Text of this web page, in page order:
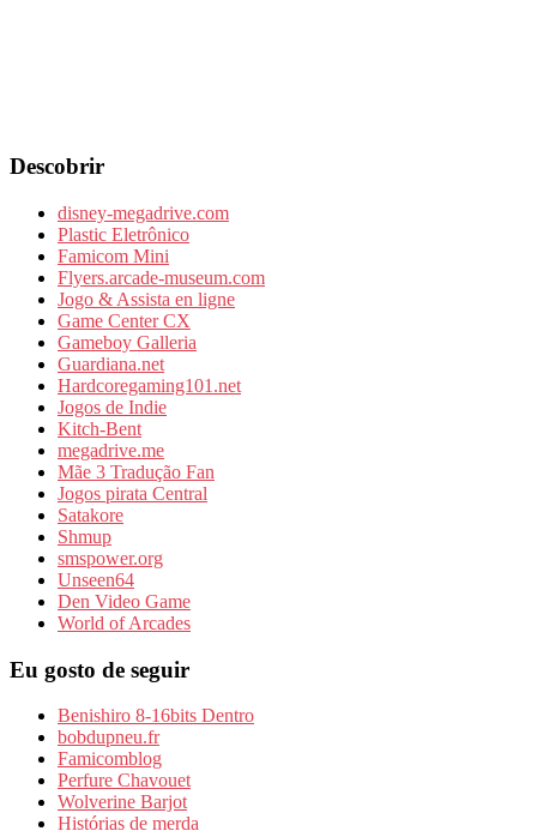
Descobrir
disney-megadrive.com
Plastic Eletrônico
Famicom Mini
Flyers.arcade-museum.com
Jogo & Assista en ligne
Game Center CX
Gameboy Galleria
Guardiana.net
Hardcoregaming101.net
Jogos de Indie
Kitch-Bent
megadrive.me
Mãe 3 Tradução Fan
Jogos pirata Central
Satakore
Shmup
smspower.org
Unseen64
Den Video Game
World of Arcades
Eu gosto de seguir
Benishiro 8-16bits Dentro
bobdupneu.fr
Famicomblog
Perfure Chavouet
Wolverine Barjot
Histórias de merda